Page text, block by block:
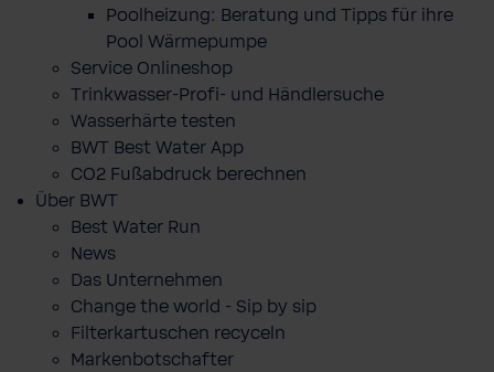
Poolheizung: Beratung und Tipps für ihre
Pool Wärmepumpe
Service Onlineshop
Trinkwasser-Profi- und Händlersuche
Wasserhärte testen
BWT Best Water App
CO2 Fußabdruck berechnen
Über BWT
Best Water Run
News
Das Unternehmen
Change the world - Sip by sip
Filterkartuschen recyceln
Markenbotschafter